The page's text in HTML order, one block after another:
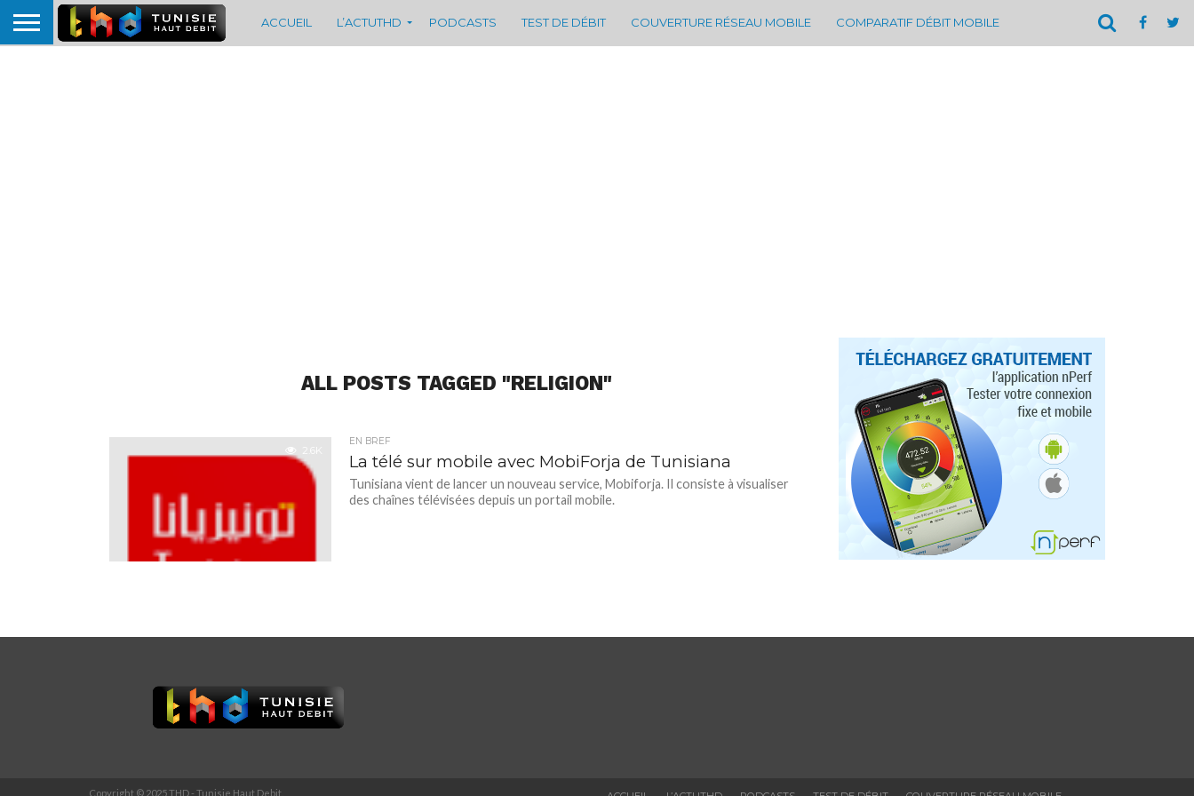
ACCUEIL L’ACTUTHD PODCASTS TEST DE DÉBIT COUVERTURE RÉSEAU MOBILE COMPARATIF DÉBIT MOBILE
ALL POSTS TAGGED "RELIGION"
2.6K
EN BREF
La télé sur mobile avec MobiForja de Tunisiana
Tunisiana vient de lancer un nouveau service, Mobiforja. Il consiste à visualiser
des chaînes télévisées depuis un portail mobile.
Copyright © 2025 THD - Tunisie Haut Debit.